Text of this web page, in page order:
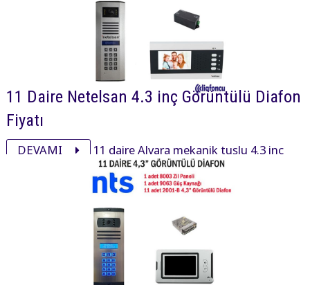
11 Daire Netelsan 4.3 inç Görüntülü Diafon
Fiyatı
DEVAMI
11 daire Alvara mekanik tuşlu 4.3 inç
daire içi cihaz, xsmall mekanik tuşlu zil paneli ve
aksesuarı ile görüntülü diafon paketi 30600₺ dir.